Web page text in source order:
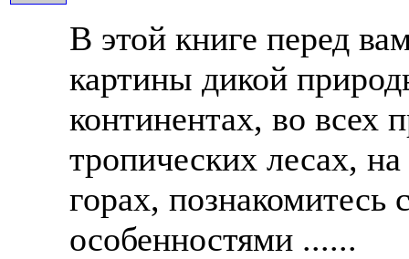
В этой книге перед
картины дикой
континентах, во всех
тропических лесах,
горах, познакомитесь
особенностями ......